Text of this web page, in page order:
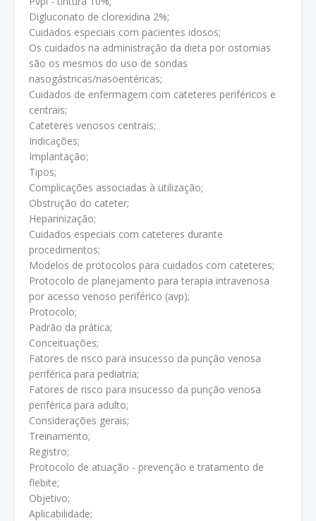
Digluconato de clorexidina 2%;
Cuidados especiais com pacientes idosos;
Os cuidados na administração da dieta por ostomias
são os mesmos do uso de sondas
nasogástricas/nasoentéricas;
Cuidados de enfermagem com cateteres periféricos e
centrais;
Cateteres venosos centrais;
Indicações;
Implantação;
Tipos;
Complicações associadas à utilização;
Obstrução do cateter;
Heparinização;
Cuidados especiais com cateteres durante
procedimentos;
Modelos de protocolos para cuidados com cateteres;
Protocolo de planejamento para terapia intravenosa
por acesso venoso periférico (avp);
Protocolo;
Padrão da prática;
Conceituações;
Fatores de risco para insucesso da punção venosa
periférica para pediatria;
Fatores de risco para insucesso da punção venosa
periférica para adulto;
Considerações gerais;
Treinamento;
Registro;
Protocolo de atuação - prevenção e tratamento de
flebite;
Objetivo;
Aplicabilidade;